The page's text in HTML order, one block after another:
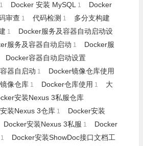
1 Docker 安装 MySQL 1
Docker
审查 1 代码检测 1 多分支构建
1
Docker服务及容器自动启动设
服务及容器自动启动 1
Docker服
Docker容器自动启动设置
器自启动 1 Docker镜像仓库使用
像仓库 1 Docker仓库使用 1
大
安装Nexus 3私服仓库
装Nexus 3仓库 1
Docker安装
Docker安装Nexus 3私服 1
Docker
1
Docker安装ShowDoc接口文档工